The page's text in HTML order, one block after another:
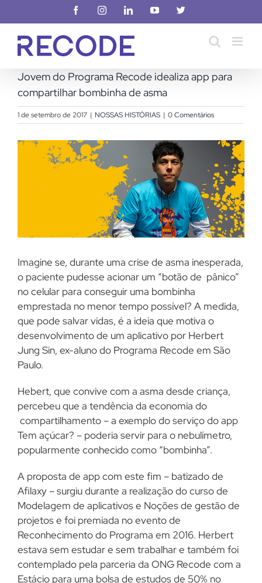
para
conteúdo
FacebookInstagramLinkedInYouTubeX
Jovem do Programa Recode idealiza app para
compartilhar bombinha de asma
1 de setembro de 2017 | NOSSAS HISTÓRIAS | 0 Comentários
View
Larger
Imagine se, durante uma crise de asma inesperada,
o paciente pudesse acionar um “botão de pânico”
no celular para conseguir uma bombinha
emprestada no menor tempo possível? A medida,
que pode salvar vidas, é a ideia que motiva o
desenvolvimento de um aplicativo por Herbert
Jung Sin, ex-aluno do Programa Recode em São
Paulo.
Hebert, que convive com a asma desde criança,
percebeu que a tendência da economia do
compartilhamento – a exemplo do serviço do app
Tem açúcar? – poderia servir para o nebulímetro,
popularmente conhecido como “bombinha”.
A proposta de app com este fim – batizado de
Afilaxy – surgiu durante a realização do curso de
Modelagem de aplicativos e Noções de gestão de
projetos e foi premiada no evento de
Reconhecimento do Programa em 2016. Herbert
estava sem estudar e sem trabalhar e também foi
contemplado pela parceria da ONG Recode com a
Estácio para uma bolsa de estudos de 50% no